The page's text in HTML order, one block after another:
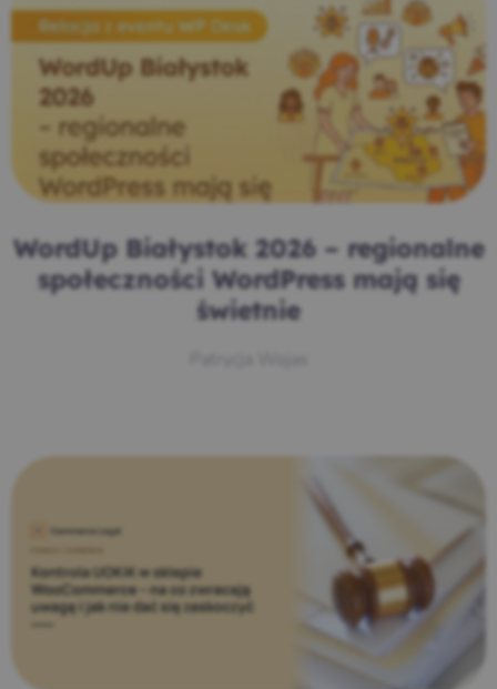
WordUp Białystok 2026 – regionalne
społeczności WordPress mają się
świetnie